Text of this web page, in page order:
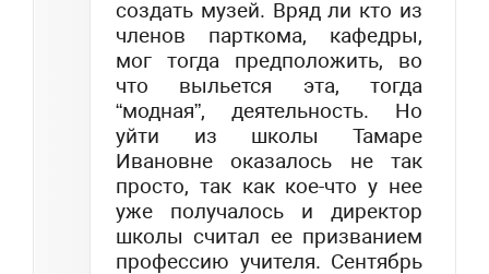
создать музей. Вряд ли кто из
членов парткома, кафедры,
мог тогда предположить, во
что выльется эта, тогда
“модная”, деятельность. Но
уйти из школы Тамаре
Ивановне оказалось не так
просто, так как кое-что у нее
уже получалось и директор
школы считал ее призванием
профессию учителя. Сентябрь